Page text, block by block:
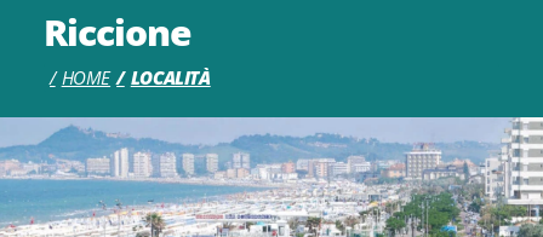
Riccione
HOME LOCALITÀ